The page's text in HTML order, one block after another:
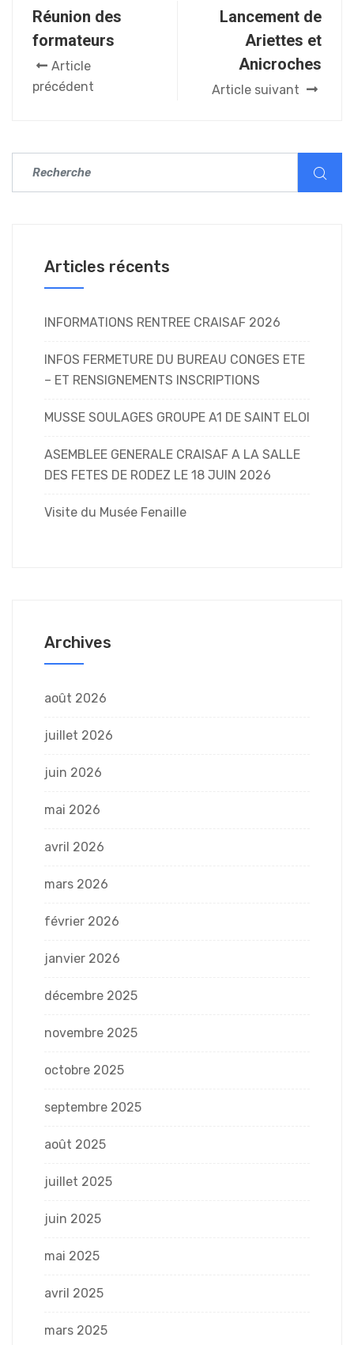
Réunion des
formateurs
Article
précédent
Lancement de
Ariettes et
Anicroches
Article suivant
Articles récents
INFORMATIONS RENTREE CRAISAF 2026
INFOS FERMETURE DU BUREAU CONGES ETE
– ET RENSIGNEMENTS INSCRIPTIONS
MUSSE SOULAGES GROUPE A1 DE SAINT ELOI
ASEMBLEE GENERALE CRAISAF A LA SALLE
DES FETES DE RODEZ LE 18 JUIN 2026
Visite du Musée Fenaille
Archives
août 2026
juillet 2026
juin 2026
mai 2026
avril 2026
mars 2026
février 2026
janvier 2026
décembre 2025
novembre 2025
octobre 2025
septembre 2025
août 2025
juillet 2025
juin 2025
mai 2025
avril 2025
mars 2025